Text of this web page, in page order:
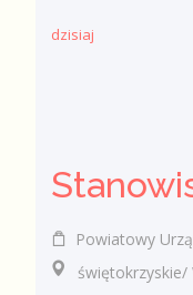
dzisiaj
Powiatowy
świętokrzyskie/